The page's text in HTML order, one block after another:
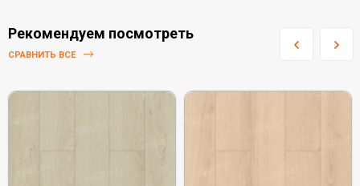
Рекомендуем посмотреть
СРАВНИТЬ ВСЕ